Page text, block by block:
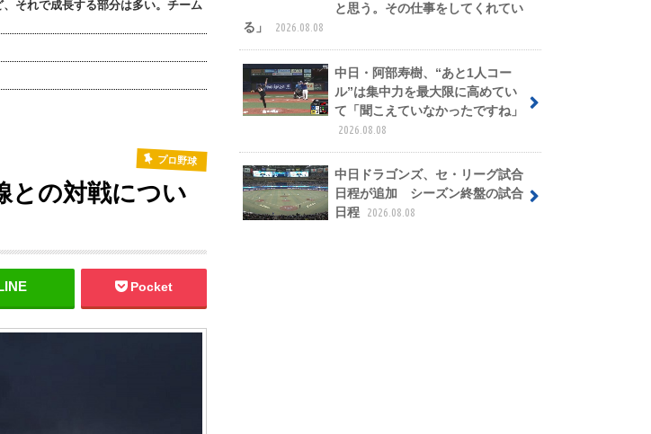
それで成長する部分は多い。チーム
プロ野球
との対戦につい
Pocket
と思う。その仕事をしてくれてい
る」
2026.08.08
中日・阿部寿樹、“あと1人コー
ル”は集中力を最大限に高めてい
て「聞こえていなかったですね」
2026.08.08
中日ドラゴンズ、セ・リーグ試合
日程が追加 シーズン終盤の試合
日程
2026.08.08